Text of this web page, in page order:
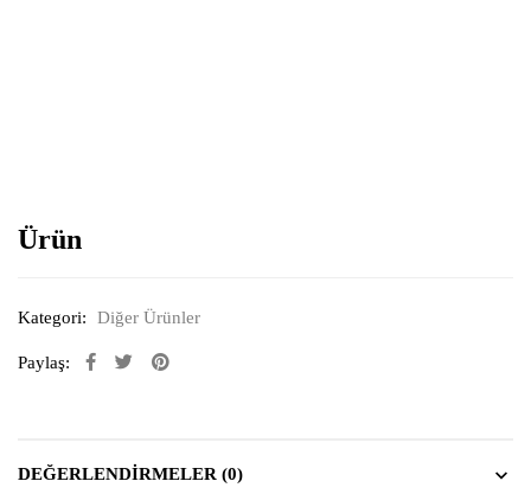
Ürün
Kategori: Diğer Ürünler
Paylaş:
DEĞERLENDIRMELER (0)